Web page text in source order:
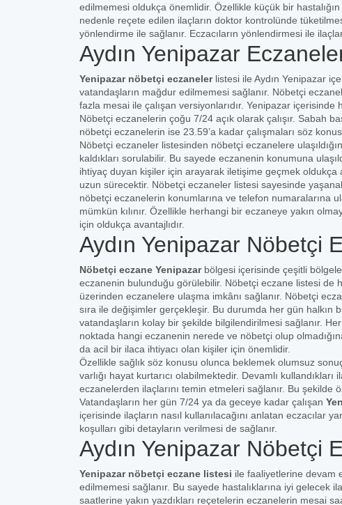
edilmemesi oldukça önemlidir. Özellikle küçük bir
nedenle reçete edilen ilaçların doktor kontrolünde
yönlendirme ile sağlanır. Eczacıların yönlendirmesi ile
Aydın Yenipazar
Yenipazar nöbetçi eczanelerlistesi ile Aydın Yenipazar
vatandaşların mağdur edilmemesi sağlanır. Nöbetçi
fazla mesai ile çalışan versiyonlarıdır. Yenipazar
Nöbetçi eczanelerin çoğu 7/24 açık olarak çalışır. Sabah
nöbetçi eczanelerin ise 23.59’a kadar çalışmaları söz
Nöbetçi eczaneler listesinden nöbetçi eczanelere
kaldıkları sorulabilir. Bu sayede eczanenin konumuna
ihtiyaç duyan kişiler için arayarak iletişime geçmek oldukça
uzun sürecektir. Nöbetçi eczaneler listesi sayesinde
nöbetçi eczanelerin konumlarına ve telefon numaralarına
mümkün kılınır. Özellikle herhangi bir eczaneye yakın
için oldukça avantajlıdır.
Aydın Yenipazar Nöbetçi
Nöbetçi eczane Yenipazarbölgesi içerisinde çeşitli
eczanenin bulunduğu görülebilir. Nöbetçi eczane listesi de
üzerinden eczanelere ulaşma imkânı sağlanır. Nöbetçi
sıra ile değişimler gerçekleşir. Bu durumda her gün
vatandaşların kolay bir şekilde bilgilendirilmesi sağlanır.
noktada hangi eczanenin nerede ve nöbetçi olup
da acil bir ilaca ihtiyacı olan kişiler için önemlidir.
Özellikle sağlık söz konusu olunca beklemek olumsuz
varlığı hayat kurtarıcı olabilmektedir. Devamlı
eczanelerden ilaçlarını temin etmeleri sağlanır. Bu şekilde
Vatandaşların her gün 7/24 ya da geceye kadar çalışan
içerisinde ilaçların nasıl kullanılacağını anlatan eczacılar
koşulları gibi detayların verilmesi de sağlanır.
Aydın Yenipazar Nöbetçi
Yenipazar nöbetçi eczane listesi ile faaliyetlerine devam
edilmemesi sağlanır. Bu sayede hastalıklarına iyi gelecek
saatlerine yakın yazdıkları reçetelerin eczanelerin mesai